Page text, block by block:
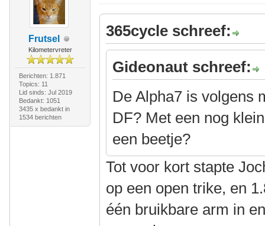
Frutsel
Kilometervreter
Berichten: 1.871
Topics: 11
Lid sinds: Jul 2019
Bedankt: 1051
3435 x bedankt in
1534 berichten
365cycle schreef:
Gideonaut schreef:
De Alpha7 is volgens
DF? Met een nog
een beetje?
Tot voor kort stapte
op een open trike, en
één bruikbare arm in